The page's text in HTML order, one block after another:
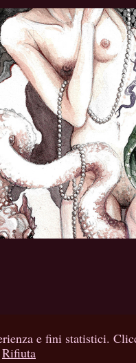
Il Mostro
2023
e fini statistici.
Rifiuta